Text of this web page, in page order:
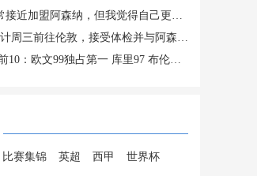
加盟阿森纳，但我觉得自己更适合曼城
三前往伦敦，接受体检并与阿森纳签约
欧文99独占第一 库里97 布伦森&SGA96
比赛集锦 英超 西甲 世界杯